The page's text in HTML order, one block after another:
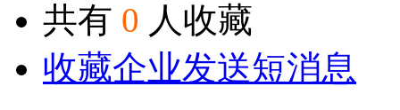
共有 0 人收藏
收藏企业发送短消息